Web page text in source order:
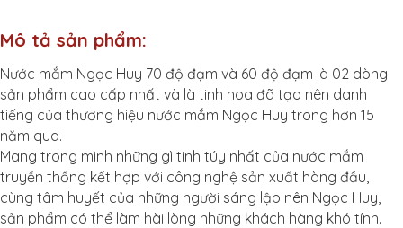
Mô tả sản phẩm:
Nước mắm Ngọc Huy 70 độ đạm và 60 độ đạm là 02 dòng
sản phẩm cao cấp nhất và là tinh hoa đã tạo nên danh
tiếng của thương hiệu nước mắm Ngọc Huy trong hơn 15
năm qua.
Mang trong mình những gì tinh túy nhất của nước mắm
truyền thống kết hợp với công nghệ sản xuất hàng đầu,
cùng tâm huyết của những người sáng lập nên Ngọc Huy,
sản phẩm có thể làm hài lòng những khách hàng khó tính.